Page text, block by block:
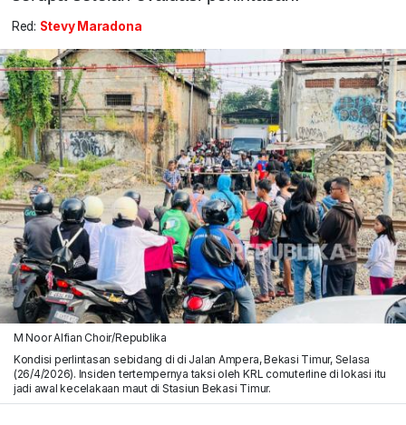
Red: Stevy Maradona
M Noor Alfian Choir/Republika
Kondisi perlintasan sebidang di di Jalan Ampera, Bekasi Timur, Selasa
(26/4/2026). Insiden tertempernya taksi oleh KRL comuterline di lokasi itu
jadi awal kecelakaan maut di Stasiun Bekasi Timur.